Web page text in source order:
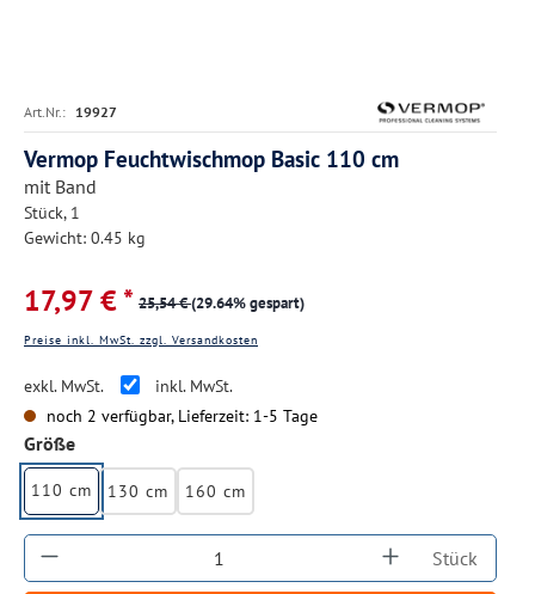
Art.Nr.: 19927
Vermop Feuchtwischmop Basic 110 cm
mit Band
Stück, 1
Gewicht: 0.45 kg
17,97 € * 25,54 €(29.64% gespart)
Preise inkl. MwSt. zzgl. Versandkosten
exkl. MwSt.
inkl. MwSt.
noch 2 verfügbar, Lieferzeit: 1-5 Tage
Größeauswählen
110 cm 130 cm 160 cm
Produkt Anzahl: Gib den gewünschten
Stück